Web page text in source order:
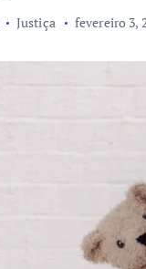
Justiça fevereiro 3,